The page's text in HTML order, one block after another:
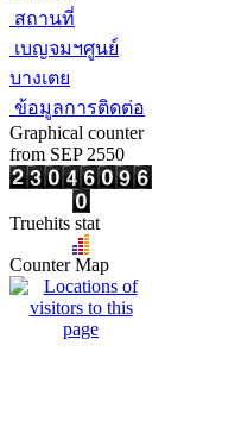
สถานที่
เบญจมฯศูนย์
บางเตย
ข้อมูลการติดต่อ
Graphical counter
from SEP 2550
Truehits stat
Counter Map